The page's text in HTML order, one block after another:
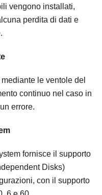
vengono installati,
perdita di dati e
le ventole del
continuo nel caso in
errore.
fornisce il supporto
Disks)
con il supporto